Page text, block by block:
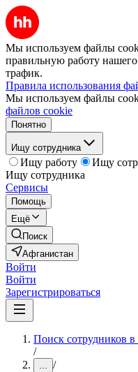
Мы используем файлы
правильную работу нашего
трафик.
Правила использования
Мы используем файлы
файлов cookie
Понятно
Ищу сотрудника
Ищу работу
Ищу
Ищу сотрудника
Сервисы
Помощь
Ещё
Поиск
Афганистан
Войти
Войти
Зарегистрироваться
Поиск сотрудников
/
... /